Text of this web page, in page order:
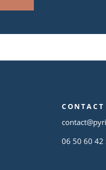
CONTACT
06 50 60 42